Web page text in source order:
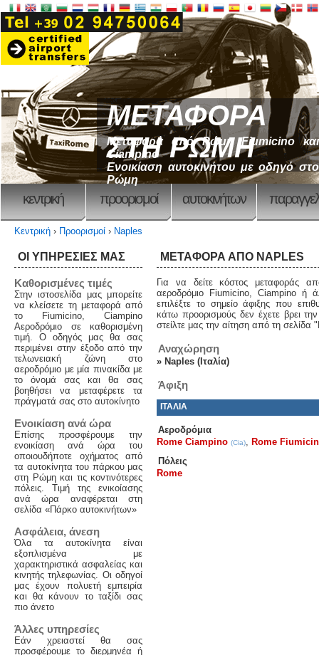
ΜΕΤΑΦΟΡΑ
ΣΤΗ ΡΩΜΗ
Μεταφορά από Ρώμη Fiumicino και
Ciampino
Ενοικίαση αυτοκινήτου με οδηγό στο
Ρώμη
κεντρική προορισμοί αυτοκινήτων
Κεντρική › Προορισμοί › Naples
ΜΕΤΑΦΟΡΆ ΑΠΌ NAPLES
Για να δείτε κόστος μεταφοράς
αεροδρόμιο Fiumicino, Ciampino ή
επιλέξτε το σημείο άφιξης που
κάτω προορισμούς δεν έχετε βρει
στείλτε μας την αίτηση από τη σελίδα
Αναχώρηση
» Naples (Ιταλία)
Άφιξη
ΙΤΑΛΊΑ
Αεροδρόμια
Rome Ciampino (Cia), Rome
Πόλεις
Rome
ΟΙ ΥΠΗΡΕΣΙΕΣ ΜΑΣ
Καθορισμένες τιμές
Στην ιστοσελίδα μας μπορείτε
να κλείσετε τη μεταφορά από
το Fiumicino, Ciampino
Αεροδρόμιο σε καθορισμένη
τιμή. Ο οδηγός μας θα σας
περιμένει στην έξοδο από την
τελωνειακή ζώνη στο
αεροδρόμιο με μία πινακίδα με
το όνομά σας και θα σας
βοηθήσει να μεταφέρετε τα
πράγματά σας στο αυτοκίνητο
Ενοικίαση ανά ώρα
Επίσης προσφέρουμε την
ενοικίαση ανά ώρα του
οποιουδήποτε οχήματος από
τα αυτοκίνητα του πάρκου μας
στη Ρώμη και τις κοντινότερες
πόλεις. Τιμή της ενικοίασης
ανά ώρα αναφέρεται στη
σελίδα «Πάρκο αυτοκινήτων»
Ασφάλεια, άνεση
Όλα τα αυτοκίνητα είναι
εξοπλισμένα με
χαρακτηριστικά ασφαλείας και
κινητής τηλεφωνίας. Οι οδηγοί
μας έχουν πολυετή εμπειρία
και θα κάνουν το ταξίδι σας
πιο άνετο
Άλλες υπηρεσίες
Εάν χρειαστεί θα σας
προσφέρουμε το διερμηνέα ή